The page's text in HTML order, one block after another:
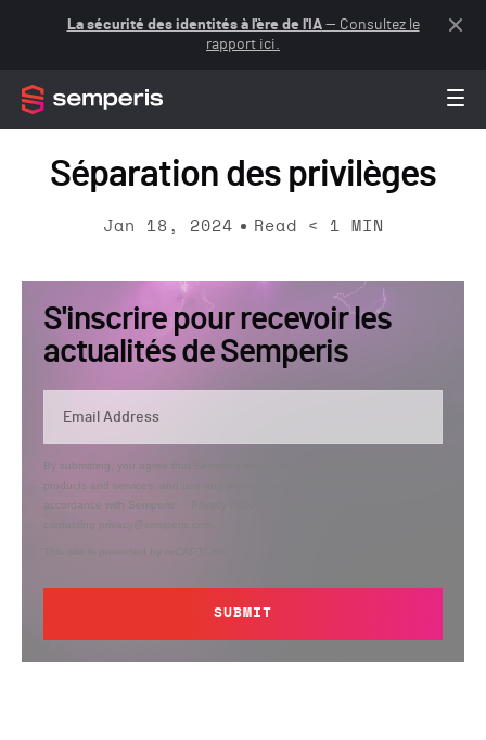
La sécurité des identités à l'ère de l'IA— Consultez le
rapport ici.
Séparation des privilèges
Jan 18, 2024 Read < 1 MIN
S'inscrire pour recevoir les
actualités de Semperis
By submitting, you agree that Semperis may send you information regarding its
products and services, and use and process your personal information in
accordance with Semperis’
contacting privacy@semperis.com.
This site is protected by reCAPTCHA.
SUBMIT